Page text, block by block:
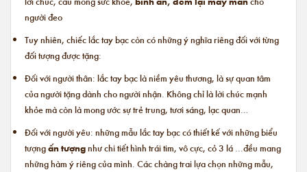
người đeo
Tuy nhiên, chiếc lắc tay bạc còn có những ý nghĩa riêng đối với từng
đối tượng được tặng:
Đối với người thân: lắc tay bạc là niềm yêu thương, là sự quan tâm
của người tặng dành cho người nhận. Không chỉ là lời chúc mạnh
khỏe mà còn là mong ước sự trẻ trung, tươi sáng, lạc quan…
Đối với người yêu: những mẫu lắc tay bạc có thiết kế với những biểu
tượngấn tượngnhư chi tiết hình trái tim, vô cực, cỏ 3 lá ...đều mang
những hàm ý riêng của mình. Các chàng trai lựa chọn những mẫu,